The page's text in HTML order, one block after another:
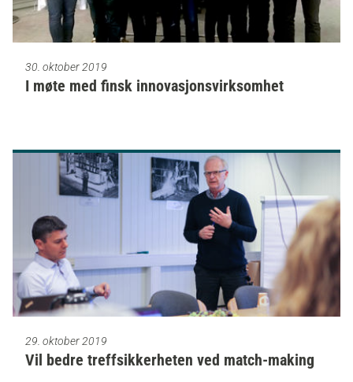
30. oktober 2019
I møte med finsk innovasjonsvirksomhet
29. oktober 2019
Vil bedre treffsikkerheten ved match-making